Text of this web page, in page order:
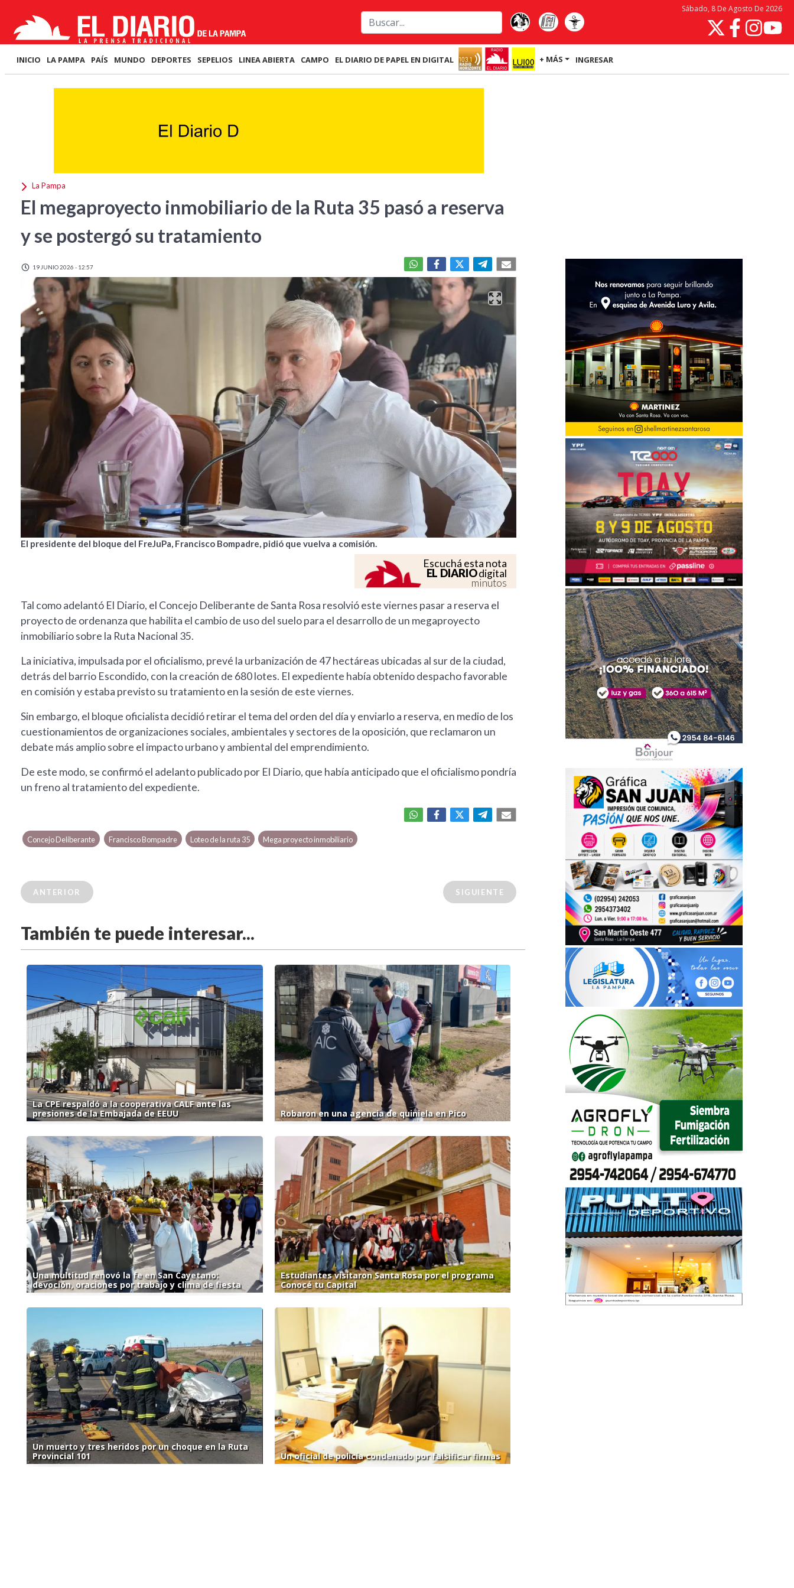
Sábado, 8 De Agosto De 2026
INICIO LA PAMPA PAÍS MUNDO DEPORTES SEPELIOS LINEA ABIERTA CAMPO EL DIARIO DE PAPEL EN DIGITAL + MÁS INGRESAR
La Pampa
El megaproyecto inmobiliario de la Ruta 35 pasó a reserva
y se postergó su tratamiento
19 JUNIO 2026 - 12:57
El presidente del bloque del FreJuPa, Francisco Bompadre, pidió que vuelva a comisión.
Escuchá esta nota
EL DIARIOdigital
minutos
Tal como adelantó El Diario, el Concejo Deliberante de Santa Rosa resolvió este viernes pasar a reserva el
proyecto de ordenanza que habilita el cambio de uso del suelo para el desarrollo de un megaproyecto
inmobiliario sobre la Ruta Nacional 35.
La iniciativa, impulsada por el oficialismo, prevé la urbanización de 47 hectáreas ubicadas al sur de la ciudad,
detrás del barrio Escondido, con la creación de 680 lotes. El expediente había obtenido despacho favorable
en comisión y estaba previsto su tratamiento en la sesión de este viernes.
Sin embargo, el bloque oficialista decidió retirar el tema del orden del día y enviarlo a reserva, en medio de los
cuestionamientos de organizaciones sociales, ambientales y sectores de la oposición, que reclamaron un
debate más amplio sobre el impacto urbano y ambiental del emprendimiento.
De este modo, se confirmó el adelanto publicado por El Diario, que había anticipado que el oficialismo pondría
un freno al tratamiento del expediente.
Concejo Deliberante Francisco Bompadre Loteo de la ruta 35 Mega proyecto inmobiliario
ANTERIOR SIGUIENTE
También te puede interesar...
La CPE respaldó a la cooperativa CALF ante las
presiones de la Embajada de EEUU
Robaron en una agencia de quiniela en Pico
Una multitud renovó la fe en San Cayetano:
devoción, oraciones por trabajo y clima de fiesta
Estudiantes visitaron Santa Rosa por el programa
Conocé tu Capital
Un muerto y tres heridos por un choque en la Ruta
Provincial 101
Un oficial de policía condenado por falsificar firmas